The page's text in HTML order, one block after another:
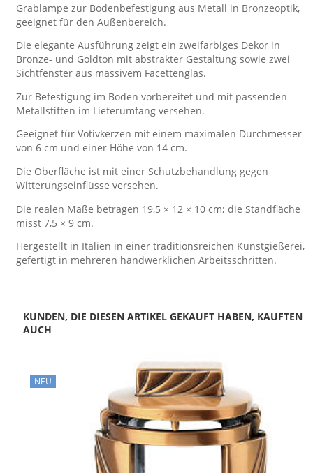
Grablampe zur Bodenbefestigung aus Metall in Bronzeoptik,
geeignet für den Außenbereich.
Die elegante Ausführung zeigt ein zweifarbiges Dekor in
Bronze- und Goldton mit abstrakter Gestaltung sowie zwei
Sichtfenster aus massivem Facettenglas.
Zur Befestigung im Boden vorbereitet und mit passenden
Metallstiften im Lieferumfang versehen.
Geeignet für Votivkerzen mit einem maximalen Durchmesser
von 6 cm und einer Höhe von 14 cm.
Die Oberfläche ist mit einer Schutzbehandlung gegen
Witterungseinflüsse versehen.
Die realen Maße betragen 19,5 × 12 × 10 cm; die Standfläche
misst 7,5 × 9 cm.
Hergestellt in Italien in einer traditionsreichen Kunstgießerei,
gefertigt in mehreren handwerklichen Arbeitsschritten.
KUNDEN, DIE DIESEN ARTIKEL GEKAUFT HABEN, KAUFTEN
AUCH
NEU